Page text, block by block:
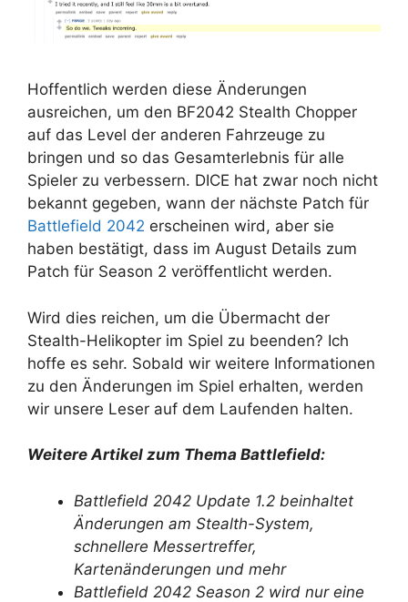
Hoffentlich werden diese Änderungen
ausreichen, um den BF2042 Stealth Chopper
auf das Level der anderen Fahrzeuge zu
bringen und so das Gesamterlebnis für alle
Spieler zu verbessern. DICE hat zwar noch nicht
bekannt gegeben, wann der nächste Patch für
Battlefield 2042 erscheinen wird, aber sie
haben bestätigt, dass im August Details zum
Patch für Season 2 veröffentlicht werden.
Wird dies reichen, um die Übermacht der
Stealth-Helikopter im Spiel zu beenden? Ich
hoffe es sehr. Sobald wir weitere Informationen
zu den Änderungen im Spiel erhalten, werden
wir unsere Leser auf dem Laufenden halten.
Weitere Artikel zum Thema Battlefield:
Battlefield 2042 Update 1.2 beinhaltet
Änderungen am Stealth-System,
schnellere Messertreffer,
Kartenänderungen und mehr
Battlefield 2042 Season 2 wird nur eine